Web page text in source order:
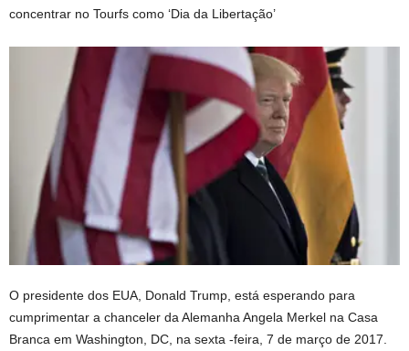
concentrar no Tourfs como ‘Dia da Libertação’
O presidente dos EUA, Donald Trump, está esperando para
cumprimentar a chanceler da Alemanha Angela Merkel na Casa
Branca em Washington, DC, na sexta -feira, 7 de março de 2017.